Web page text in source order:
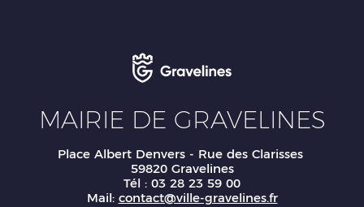
MAIRIE DE GRAVELINES
Place Albert Denvers - Rue des Clarisses
59820 Gravelines
Tél : 03 28 23 59 00
Mail: contact@ville-gravelines.fr